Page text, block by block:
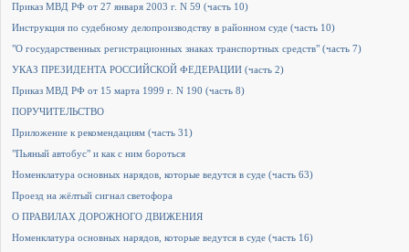
Приказ МВД РФ от 27 января 2003 г. N 59 (часть 10)
Инструкция по судебному делопроизводству в районном суде (часть 10)
"О государственных регистрационных знаках транспортных средств" (часть 7)
УКАЗ ПРЕЗИДЕНТА РОССИЙСКОЙ ФЕДЕРАЦИИ (часть 2)
Приказ МВД РФ от 15 марта 1999 г. N 190 (часть 8)
ПОРУЧИТЕЛЬСТВО
Приложение к рекомендациям (часть 31)
"Пьяный автобус" и как с ним бороться
Номенклатура основных нарядов, которые ведутся в суде (часть 63)
Проезд на жёлтый сигнал светофора
О ПРАВИЛАХ ДОРОЖНОГО ДВИЖЕНИЯ
Номенклатура основных нарядов, которые ведутся в суде (часть 16)